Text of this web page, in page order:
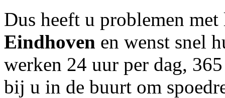
Dus heeft u problemen
Eindhoven en wenst snel
werken 24 uur per dag,
bij u in de buurt om